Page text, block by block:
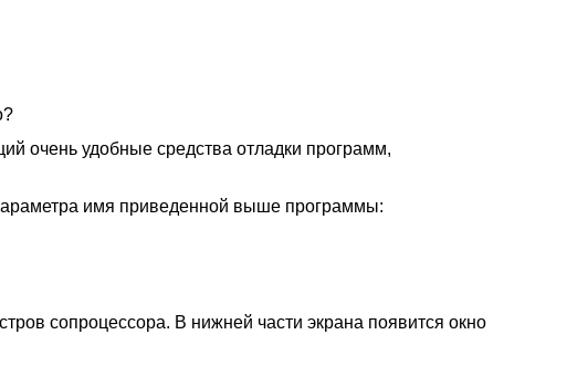
очень удобные средства отладки программ,
имя приведенной выше программы:
сопроцессора. В нижней части экрана появится окно